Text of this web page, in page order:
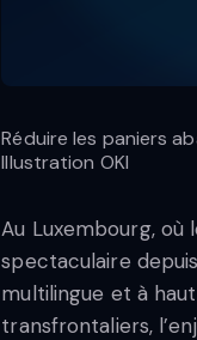
Réduire les paniers
Illustration OKI
Au Luxembourg,
spectaculaire
multilingue et à
transfrontaliers,